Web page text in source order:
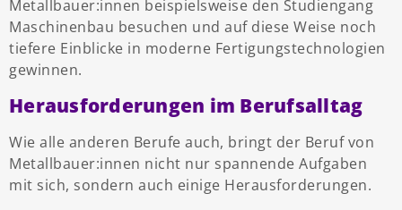
Metallbauer:innen beispielsweise den Studiengang
Maschinenbau besuchen und auf diese Weise noch
tiefere Einblicke in moderne Fertigungstechnologien
gewinnen.
Herausforderungen im Berufsalltag
Wie alle anderen Berufe auch, bringt der Beruf von
Metallbauer:innen nicht nur spannende Aufgaben
mit sich, sondern auch einige Herausforderungen.